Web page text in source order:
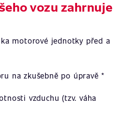
vozu zahrnuje
motorové jednotky před a
na zkušebně po úpravě *
vzduchu (tzv. váha